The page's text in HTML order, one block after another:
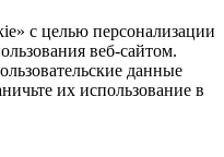
с целью персонализации
веб-сайтом.
данные
их использование в